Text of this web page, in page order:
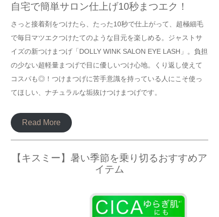
自宅で簡単サロン仕上げ10秒まつエク！
さっと接着剤をつけたら、たった10秒で仕上がって、超極細毛
で毎日マツエクつけたてのような目元を楽しめる。ジャストサ
イズの新つけまつげ「DOLLY WINK SALON EYE LASH」。負担
の少ない超軽量まつげで目に優しいつけ心地。くり返し使えて
コスパも◎！つけまつげに苦手意識を持っている人にこそ使っ
てほしい、ナチュラルな垢抜けつけまつげです。
Read More
【キスミー】暑い季節を乗り切るおすすめア
イテム